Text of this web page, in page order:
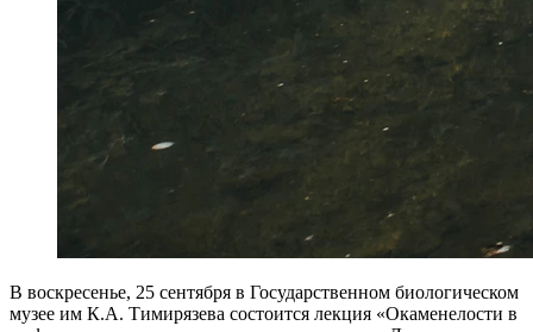
В воскресенье, 25 сентября в Государственном биологическом
музее им К.А. Тимирязева состоится лекция «Окаменелости в